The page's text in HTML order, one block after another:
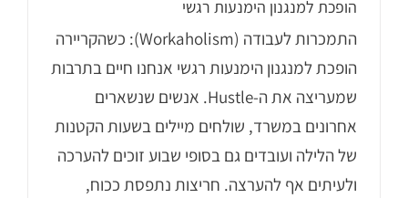
הופכת למנגנון הימנעות רגשי
התמכרות לעבודה (Workaholism): כשהקריירה
הופכת למנגנון הימנעות רגשי אנחנו חיים בתרבות
שמעריצה את ה-Hustle. אנשים שנשארים
אחרונים במשרד, שולחים מיילים בשעות הקטנות
של הלילה ועובדים גם בסופי שבוע זוכים להערכה
ולעיתים אף להערצה. חריצות נתפסת ככוח,